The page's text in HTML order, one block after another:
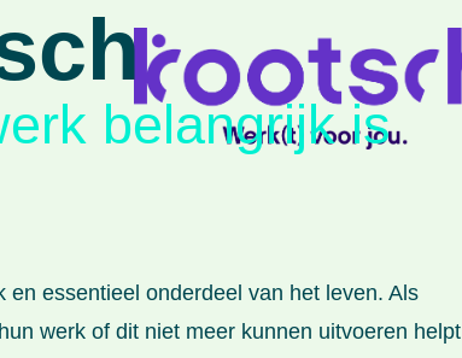
belangrijk is
en essentieel onderdeel van het leven. Als
werk of dit niet meer kunnen uitvoeren helpt